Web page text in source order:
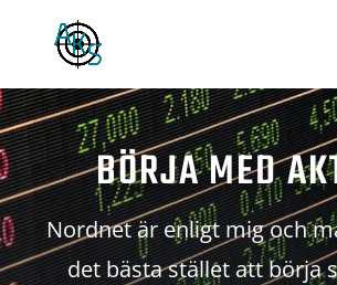
BÖRJA MED
Nordnet är enligt mig och
det bästa stället att börja